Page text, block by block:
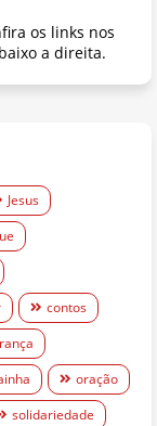
os links nos
a direita.
Jesus
contos
oração
solidariedade